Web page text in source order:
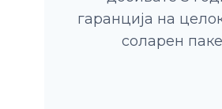
гаранција на
соларен